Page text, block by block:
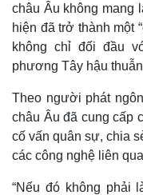
Thế giới
Quan sát
châu Âu không mang
hiện đã trở thành một
không chỉ đối đầu
phương Tây hậu
Theo người phát
châu Âu đã cung cấp
cố vấn quân sự, chia
các công nghệ liên
“Nếu đó không phải